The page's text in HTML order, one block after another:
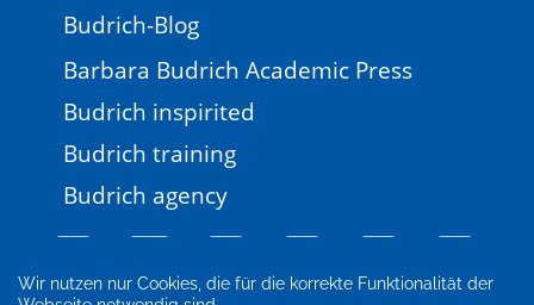
Wir nutzen nur Cookies, die für die korrekte Funktionalität der
Budrich-Blog
Barbara Budrich Academic Press
Budrich inspirited
Budrich training
Budrich agency